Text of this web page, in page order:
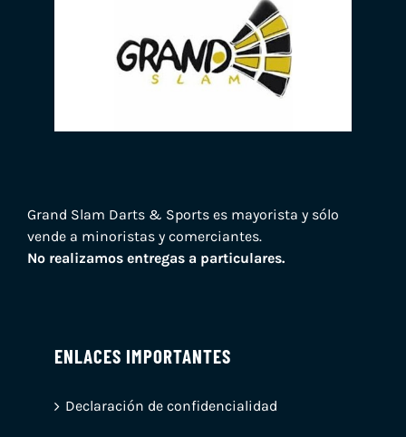
Grand Slam Darts & Sports es mayorista y sólo
vende a minoristas y comerciantes.
No realizamos entregas a particulares.
ENLACES IMPORTANTES
Declaración de confidencialidad